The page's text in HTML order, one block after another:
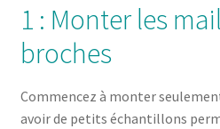
1 : Monter les
broches
Commencez à monter
avoir de petits échantillons